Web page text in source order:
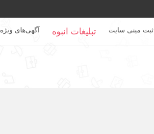
ثبت مینی سایت تبلیغات انبوه آگهی‌های ویژه